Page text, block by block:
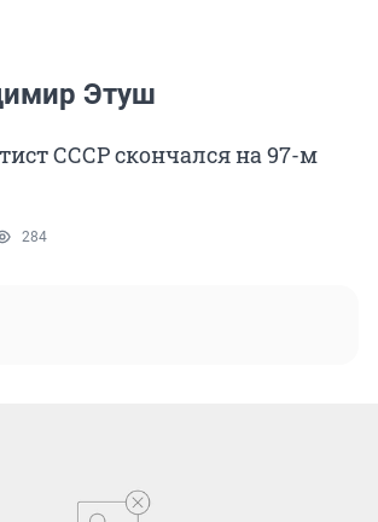
Этуш
СССР скончался на 97-м
284